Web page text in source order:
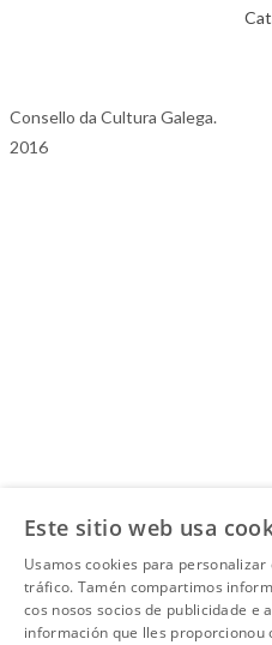
Consello da Cultura Galega.
2016
Este sitio web usa
Usamos cookies para
tráfico. Tamén compartimos
cos nosos socios de publicidade e
información que lles